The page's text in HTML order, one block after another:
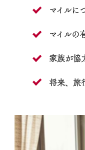
マイルに
マイルの
家族が協
将来、旅